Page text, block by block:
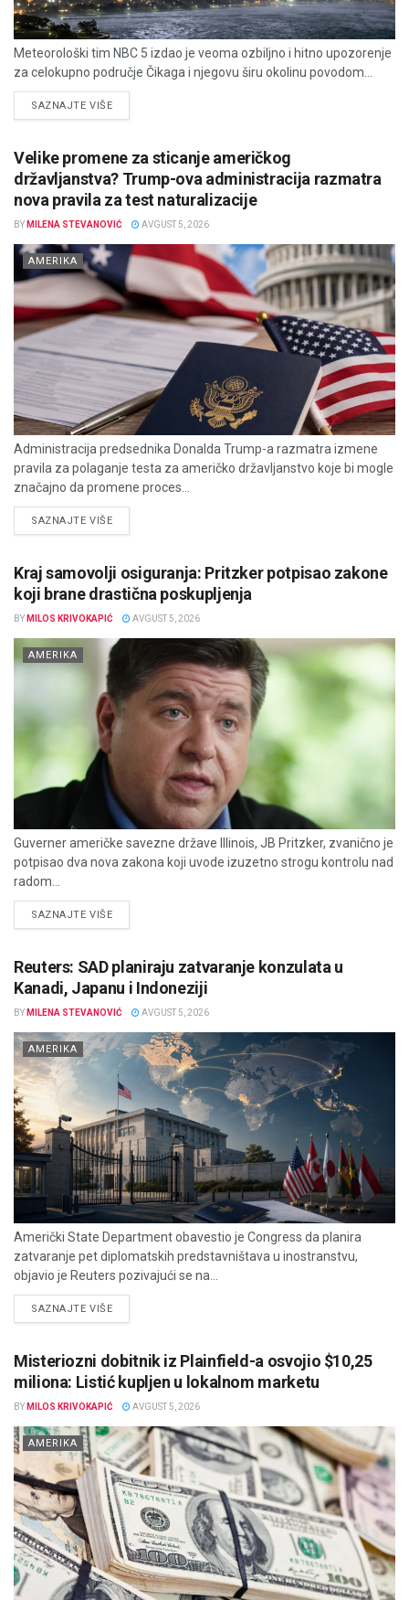
Meteorološki tim NBC 5 izdao je veoma ozbiljno i hitno upozorenje
za celokupno područje Čikaga i njegovu širu okolinu povodom...
SAZNAJTE VIŠEDETAILS
Velike promene za sticanje američkog
državljanstva? Trump-ova administracija razmatra
nova pravila za test naturalizacije
BY MILENA STEVANOVIĆ AVGUST 5, 2026
AMERIKA
Administracija predsednika Donalda Trump-a razmatra izmene
pravila za polaganje testa za američko državljanstvo koje bi mogle
značajno da promene proces...
SAZNAJTE VIŠEDETAILS
Kraj samovolji osiguranja: Pritzker potpisao zakone
koji brane drastična poskupljenja
BY MILOS KRIVOKAPIĆ AVGUST 5, 2026
AMERIKA
Guverner američke savezne države Illinois, JB Pritzker, zvanično je
potpisao dva nova zakona koji uvode izuzetno strogu kontrolu nad
radom...
SAZNAJTE VIŠEDETAILS
Reuters: SAD planiraju zatvaranje konzulata u
Kanadi, Japanu i Indoneziji
BY MILENA STEVANOVIĆ AVGUST 5, 2026
AMERIKA
Američki State Department obavestio je Congress da planira
zatvaranje pet diplomatskih predstavništava u inostranstvu,
objavio je Reuters pozivajući se na...
SAZNAJTE VIŠEDETAILS
Misteriozni dobitnik iz Plainfield-a osvojio $10,25
miliona: Listić kupljen u lokalnom marketu
BY MILOS KRIVOKAPIĆ AVGUST 5, 2026
AMERIKA